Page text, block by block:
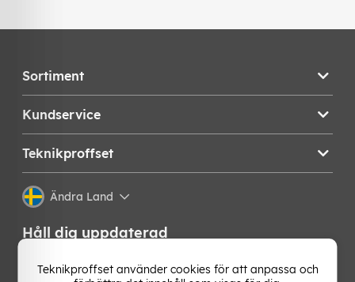
Sortiment
Kundservice
Teknikproffset
Ändra Land
Håll dig uppdaterad
Få de senaste nyheterna, hetaste erbjudandena och
Teknikproffset använder cookies för att anpassa och